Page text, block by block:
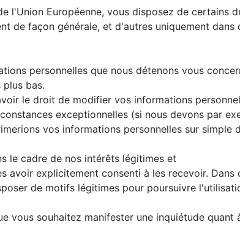
l'Union Européenne, vous disposez de certains
de façon générale, et d'autres uniquement dans
personnelles que nous détenons vous
bas.
le droit de modifier vos informations
exceptionnelles (si nous devons par
vos informations personnelles sur simple
le cadre de nos intérêts légitimes et
explicitement consenti à les recevoir. Dans
de motifs légitimes pour poursuivre
vous souhaitez manifester une inquiétude